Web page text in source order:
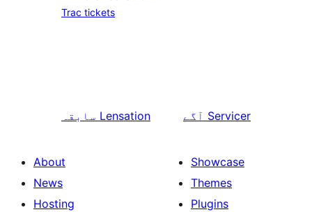
Trac tickets
سابقہ Lensation آگے Servicer
About
News
Hosting
Showcase
Themes
Plugins